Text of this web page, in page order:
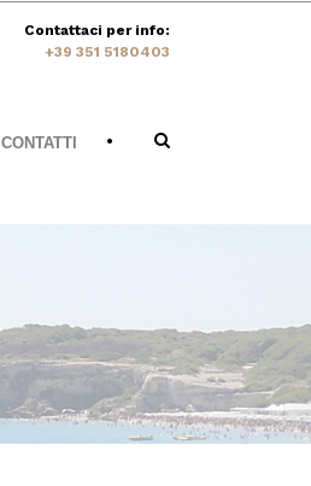
Contattaci per info:
+39 351 5180403
CONTATTI •